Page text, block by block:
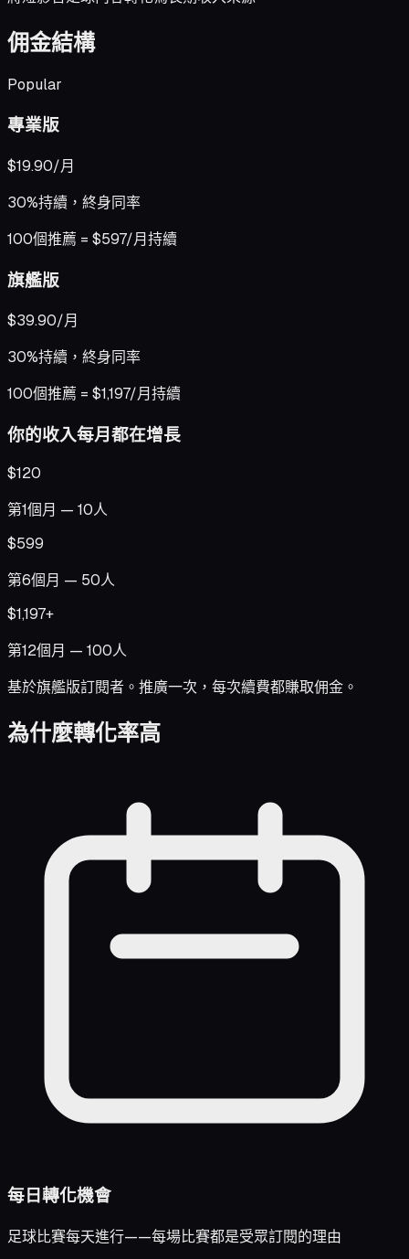
佣金結構
Popular
專業版
$19.90/月
30%持續，終身同率
100個推薦 = $597/月持續
旗艦版
$39.90/月
30%持續，終身同率
100個推薦 = $1,197/月持續
你的收入每月都在增長
$120
第1個月 — 10人
$599
第6個月 — 50人
$1,197+
第12個月 — 100人
基於旗艦版訂閱者。推廣一次，每次續費都賺取佣金。
為什麼轉化率高
每日轉化機會
足球比賽每天進行——每場比賽都是受眾訂閱的理由